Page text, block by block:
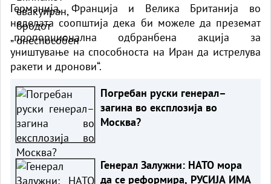
Германија, Франција и Велика Британија во
неделата соопштија дека би можеле да преземат
„пропорционална одбранбена акција за
уништување на способноста на Иран да истрелува
ракети и дронови“.
Погребан руски генерал–
загина во експлозија во
Москва?
Генерал Залужни: НАТО мора
да се реформира, РУСИЈА ИМА